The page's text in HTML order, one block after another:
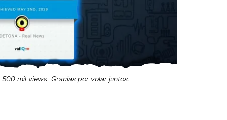
mil views. Gracias por volar juntos.